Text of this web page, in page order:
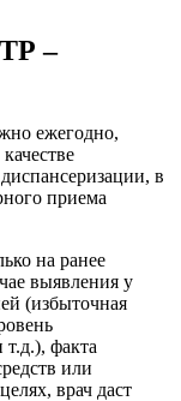
–
ежегодно,
в
приема
на ранее
выявления у
(избыточная
т.д.), факта
или
врач даст